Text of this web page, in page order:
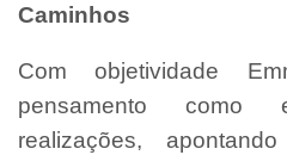
Caminhos
Com objetividade
pensamento como
realizações,